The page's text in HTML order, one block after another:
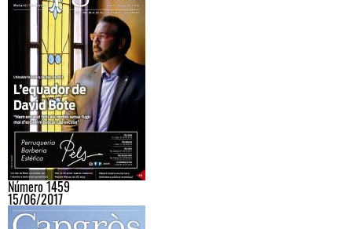
Número 1459
15/06/2017